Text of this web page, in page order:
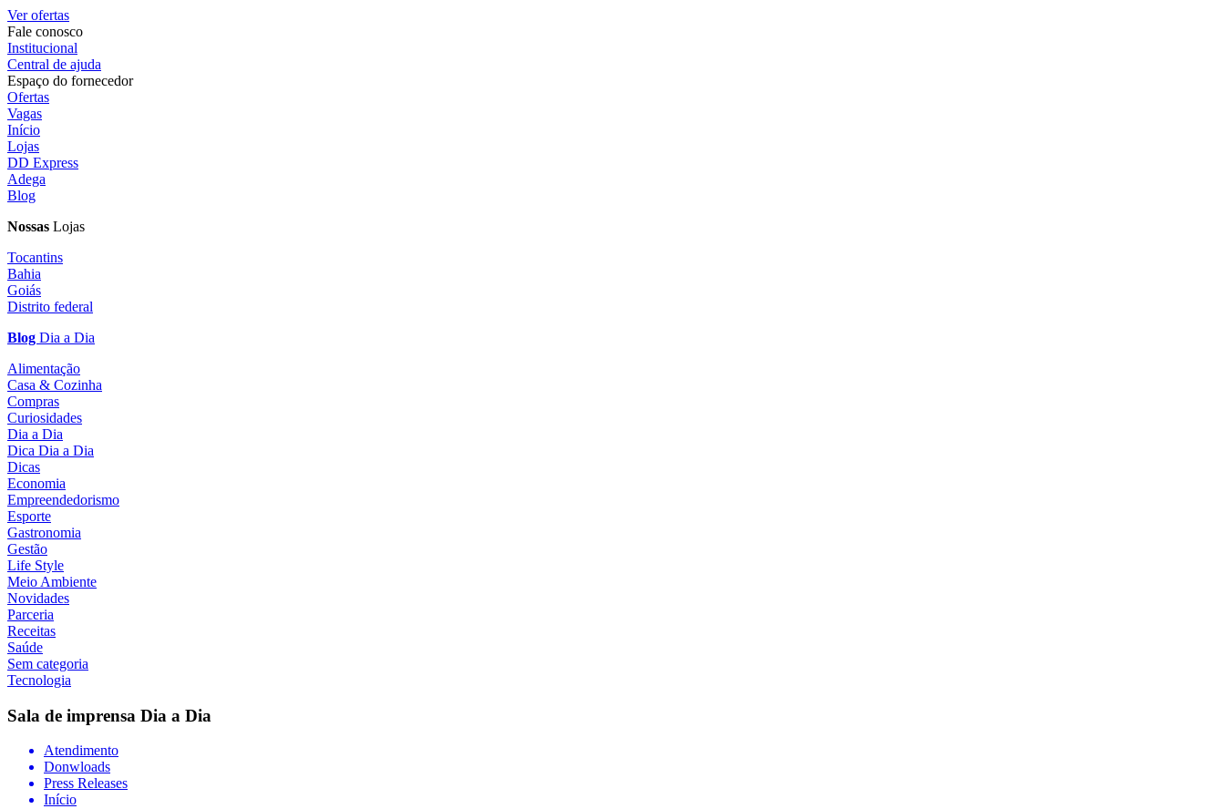
Ver ofertas
Fale conosco
Institucional
Central de ajuda
Espaço do fornecedor
Ofertas
Vagas
Início
Lojas
DD Express
Adega
Blog
Nossas Lojas
Tocantins
Bahia
Goiás
Distrito federal
Blog Dia a Dia
Alimentação
Casa & Cozinha
Compras
Curiosidades
Dia a Dia
Dica Dia a Dia
Dicas
Economia
Empreendedorismo
Esporte
Gastronomia
Gestão
Life Style
Meio Ambiente
Novidades
Parceria
Receitas
Saúde
Sem categoria
Tecnologia
Sala de imprensa Dia a Dia
Atendimento
Donwloads
Press Releases
Início